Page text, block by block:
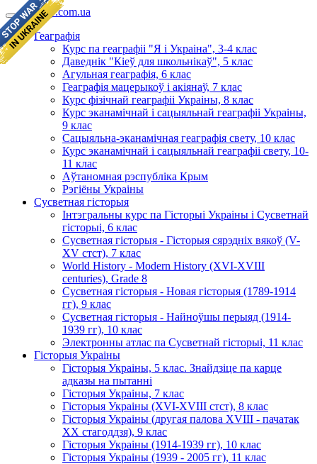
geomap.com.ua
Геаграфія
Курс па геаграфіі "Я і Украіна", 3-4 клас
Даведнік "Кіеў для школьнікаў", 5 клас
Агульная геаграфія, 6 клас
Геаграфія мацерыкоў і акіянаў, 7 клас
Курс фізічнай геаграфіі Украіны, 8 клас
Курс эканамічнай і сацыяльнай геаграфіі Украіны,
9 клас
Сацыяльна-эканамічная геаграфія свету, 10 клас
Курс эканамічнай і сацыяльнай геаграфіі свету, 10-
11 клас
Аўтаномная рэспубліка Крым
Рэгіёны Украіны
Сусветная гісторыя
Інтэгральны курс па Гісторыі Украіны і Сусветнай
гісторыі, 6 клас
Сусветная гісторыя - Гісторыя сярэдніх вякоў (V-
XV стст), 7 клас
World History - Modern History (XVI-XVIII
centuries), Grade 8
Сусветная гісторыя - Новая гісторыя (1789-1914
гг), 9 клас
Сусветная гісторыя - Найноўшы перыяд (1914-
1939 гг), 10 клас
Электронны атлас па Сусветнай гісторыі, 11 клас
Гісторыя Украіны
Гісторыя Украіны, 5 клас. Знайдзіце па карце
адказы на пытанні
Гісторыя Украіны, 7 клас
Гісторыя Украіны (XVI-XVIII стст), 8 клас
Гісторыя Украіны (другая палова XVIII - пачатак
XX стагоддзя), 9 клас
Гісторыя Украіны (1914-1939 гг), 10 клас
Гісторыя Украіны (1939 - 2005 гг), 11 клас